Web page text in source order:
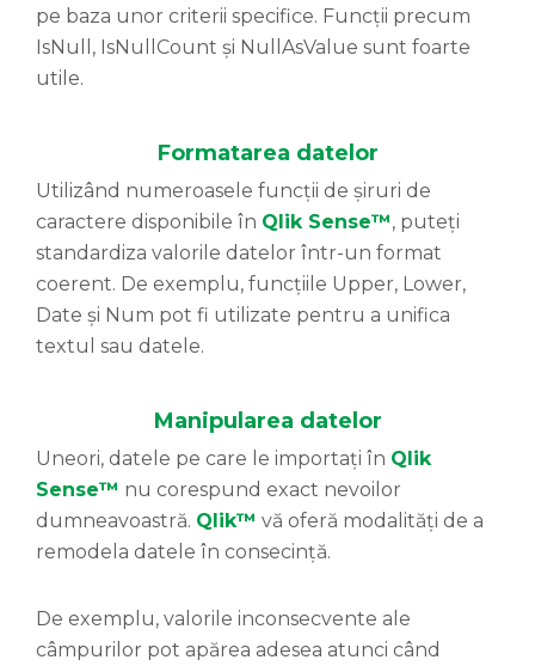
pe baza unor criterii specifice. Funcții precum
IsNull, IsNullCount și NullAsValue sunt foarte
utile.
Formatarea datelor
Utilizând numeroasele funcții de șiruri de
caractere disponibile în Qlik Sense™, puteți
standardiza valorile datelor într-un format
coerent. De exemplu, funcțiile Upper, Lower,
Date și Num pot fi utilizate pentru a unifica
textul sau datele.
Manipularea datelor
Uneori, datele pe care le importați în Qlik
Sense™ nu corespund exact nevoilor
dumneavoastră. Qlik™ vă oferă modalități de a
remodela datele în consecință.
De exemplu, valorile inconsecvente ale
câmpurilor pot apărea adesea atunci când